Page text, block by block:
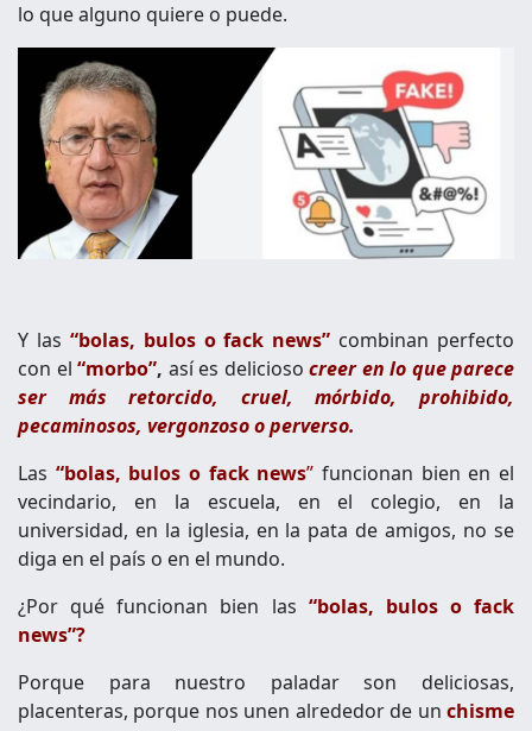
lo que alguno quiere o puede.
Y las “bolas, bulos o fack news” combinan perfecto
con el “morbo”, así es delicioso creer en lo que parece
ser más retorcido, cruel, mórbido, prohibido,
pecaminosos, vergonzoso o perverso.
Las “bolas, bulos o fack news” funcionan bien en el
vecindario, en la escuela, en el colegio, en la
universidad, en la iglesia, en la pata de amigos, no se
diga en el país o en el mundo.
¿Por qué funcionan bien las “bolas, bulos o fack
news”?
Porque para nuestro paladar son deliciosas,
placenteras, porque nos unen alrededor de un chisme